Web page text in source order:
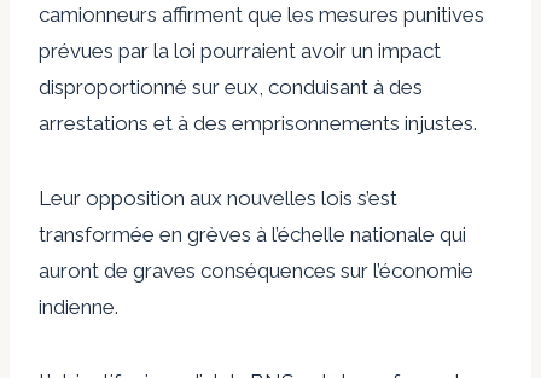
camionneurs affirment que les mesures punitives
prévues par la loi pourraient avoir un impact
disproportionné sur eux, conduisant à des
arrestations et à des emprisonnements injustes.
Leur opposition aux nouvelles lois s’est
transformée en grèves à l’échelle nationale qui
auront de graves conséquences sur l’économie
indienne.